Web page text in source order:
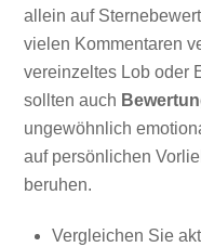
allein auf
vielen Kommentaren
vereinzeltes Lob oder
sollten auch
ungewöhnlich
auf persönlichen
beruhen.
Vergleichen Sie